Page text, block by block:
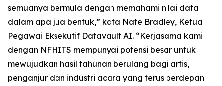
semuanya bermula dengan memahami nilai data
dalam apa jua bentuk,” kata Nate Bradley, Ketua
Pegawai Eksekutif Datavault AI. “Kerjasama kami
dengan NFHITS mempunyai potensi besar untuk
mewujudkan hasil tahunan berulang bagi artis,
penganjur dan industri acara yang terus berdepan